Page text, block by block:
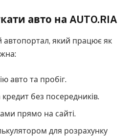
авто на AUTO.RIA
автопортал, який працює як
авто та пробіг.
без посередників.
прямо на сайті.
для розрахунку